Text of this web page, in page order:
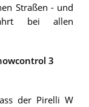
Straßen - und
bei allen
3
der Pirelli W